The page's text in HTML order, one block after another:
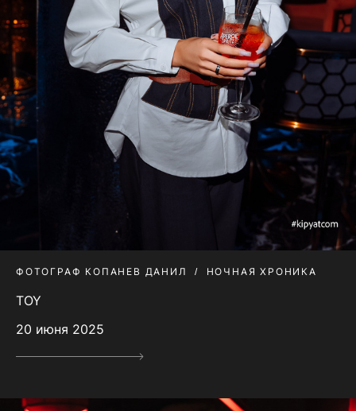
ФОТОГРАФ КОПАНЕВ ДАНИЛ НОЧНАЯ ХРОНИКА
TOY
20 июня 2025